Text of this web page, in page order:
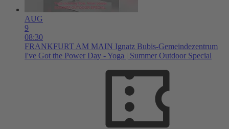
AUG
9
08:30
FRANKFURT AM MAIN Ignatz Bubis-Gemeindezentrum
I've Got the Power Day - Yoga | Summer Outdoor Special